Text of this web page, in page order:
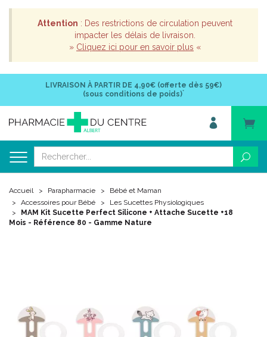
Attention : Des restrictions de circulation peuvent
impacter les délais de livraison.
» Cliquez ici pour en savoir plus «
LIVRAISON À PARTIR DE 4,90€ (offerte dès 59€)
(sous conditions de poids)*
Accueil Parapharmacie
Bébé et Maman
Accessoires pour Bébé
Les Sucettes Physiologiques
MAM Kit Sucette Perfect Silicone + Attache Sucette +18
Mois - Référence 80 - Gamme Nature